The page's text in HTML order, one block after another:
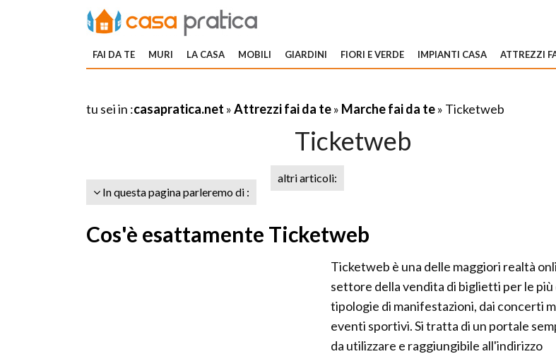
FAI DA TE MURI LA CASA MOBILI GIARDINI FIORI E VERDE IMPIANTI CASA ATTREZZI
tu sei in :casapratica.net »Attrezzi fai da te» Marche fai da te» Ticketweb
Ticketweb
In questa pagina parleremo di :
altri articoli:
Cos'è esattamente Ticketweb
Ticketweb è una delle maggiori realtà
settore della vendita di biglietti per le
tipologie di manifestazioni, dai concerti
eventi sportivi. Si tratta di un portale
da utilizzare e raggiungibile all'indirizzo